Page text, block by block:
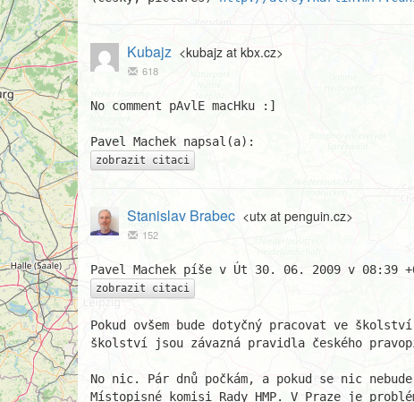
Kubajz <kubajz at kbx.cz>
618
No comment pAvlE macHku :]
zobrazit citaci
Stanislav Brabec <utx at penguin.cz>
152
zobrazit citaci
Pokud ovšem bude dotyčný pracovat ve
školství jsou závazná pravidla českého
No nic. Pár dnů počkám, a pokud se nic
Místopisné komisi Rady HMP. V Praze je